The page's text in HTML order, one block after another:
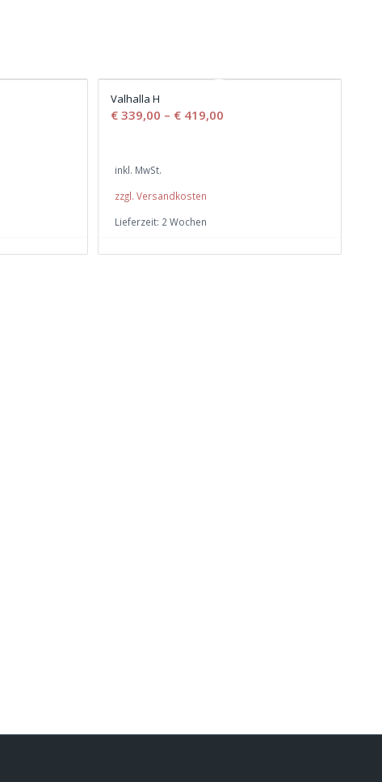
Valhalla H
€ 339,00 – € 419,00
inkl. MwSt.
zzgl. Versandkosten
Lieferzeit: 2 Wochen